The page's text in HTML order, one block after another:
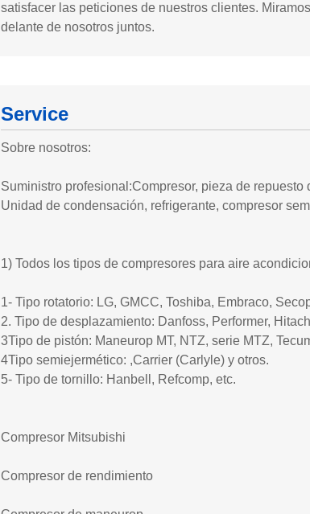
satisfacer las peticiones de nuestros clientes.
delante de nosotros juntos.
Service
Sobre nosotros:
Suministro profesional:Compresor, pieza de
Unidad de condensación, refrigerante, compresor
1) Todos los tipos de compresores para aire
1- Tipo rotatorio: LG, GMCC, Toshiba, Embraco,
2. Tipo de desplazamiento: Danfoss, Performer,
3Tipo de pistón: Maneurop MT, NTZ, serie MTZ,
4Tipo semiejermético: ,Carrier (Carlyle) y otros.
5- Tipo de tornillo: Hanbell, Refcomp, etc.
Compresor Mitsubishi
Compresor de rendimiento